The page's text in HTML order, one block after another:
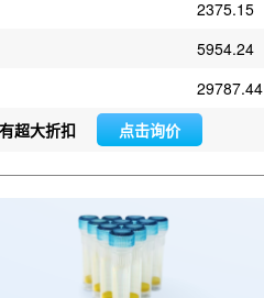
2375.15
5954.24
29787.44
有超大折扣 点击询价